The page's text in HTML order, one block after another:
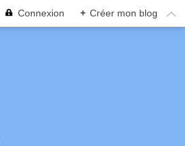
Connexion + Créer mon blog